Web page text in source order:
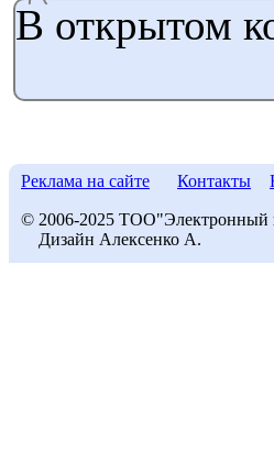
В открытом
Реклама на сайте Контакты
© 2006-2025 ТОО"Электронный
Дизайн Алексенко А.